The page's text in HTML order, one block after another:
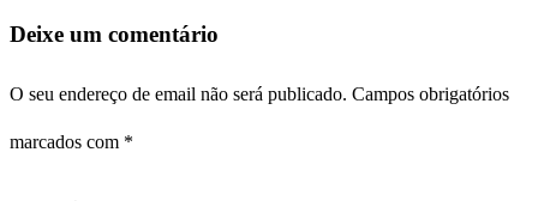
Deixe um comentário
O seu endereço de email não será publicado. Campos obrigatórios
marcados com *